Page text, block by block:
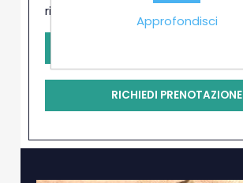
ricontattato in brevissimo tempo
RICHIEDI PRENOTAZIONE
Approfondisci